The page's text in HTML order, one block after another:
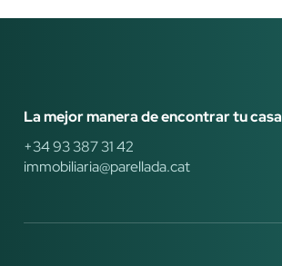
La mejor manera de encontrar tu casa
+34 93 387 31 42
immobiliaria@parellada.cat